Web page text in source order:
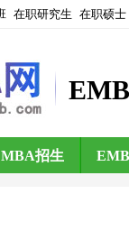
在职研究生 在职硕士
招生